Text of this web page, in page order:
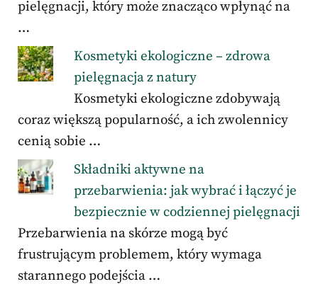
pielęgnacji, który może znacząco wpłynąć na
…
Kosmetyki ekologiczne – zdrowa
pielęgnacja z natury
Kosmetyki ekologiczne zdobywają
coraz większą popularność, a ich zwolennicy
cenią sobie …
Składniki aktywne na
przebarwienia: jak wybrać i łączyć je
bezpiecznie w codziennej pielęgnacji
Przebarwienia na skórze mogą być
frustrującym problemem, który wymaga
starannego podejścia …